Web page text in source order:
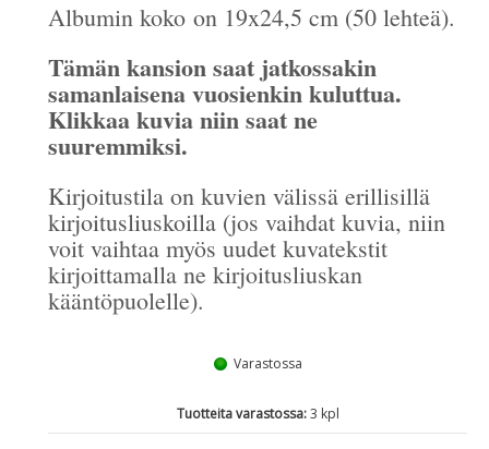
Albumin koko on 19x24,5 cm (50 lehteä).
Tämän kansion saat jatkossakin
samanlaisena vuosienkin kuluttua.
Klikkaa kuvia niin saat ne
suuremmiksi.
Kirjoitustila on kuvien välissä erillisillä
kirjoitusliuskoilla (jos vaihdat kuvia, niin
voit vaihtaa myös uudet kuvatekstit
kirjoittamalla ne kirjoitusliuskan
kääntöpuolelle).
Varastossa
Tuotteita varastossa:3 kpl